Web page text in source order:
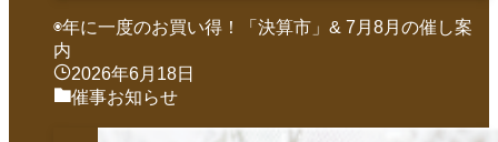
◉年に一度のお買い得！「決算市」& 7月8月の催し案
内
2026年6月18日
催事お知らせ